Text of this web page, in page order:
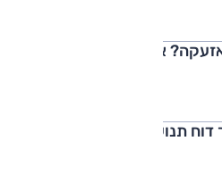
אתם לא פטורים מחוקי
דוח תנועה לקרב אבוד מראש